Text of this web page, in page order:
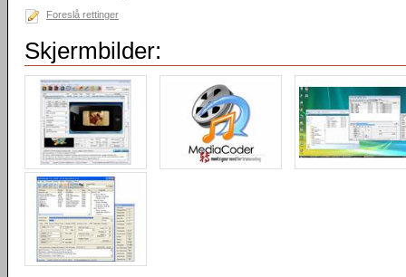
Foreslå rettinger
Skjermbilder: